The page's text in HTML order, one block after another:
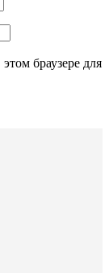
браузере для